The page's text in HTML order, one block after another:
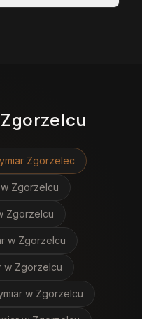
Zgorzelec
w Zgorzelcu
Zgorzelcu
w Zgorzelcu
w Zgorzelcu
w Zgorzelcu